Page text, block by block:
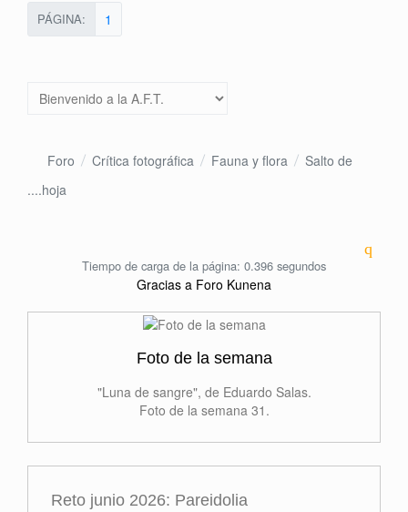
PÁGINA: 1
Foro Crítica fotográfica Fauna y flora
Salto de
....hoja
Tiempo de carga de la página: 0.396 segundos
Gracias a Foro Kunena
Foto de la semana
"Luna de sangre", de Eduardo Salas.
Foto de la semana 31.
Reto junio 2026: Pareidolia